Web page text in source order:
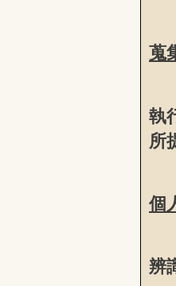
蒐
執
所
個
辨